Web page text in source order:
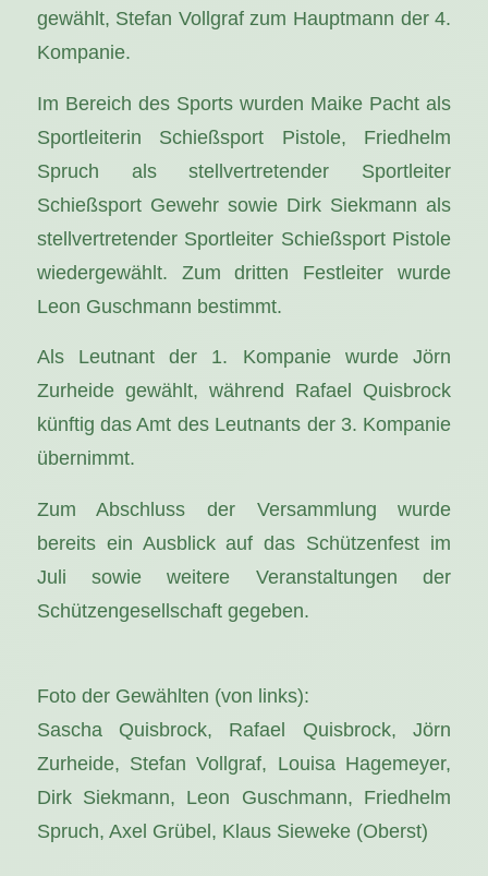
gewählt, Stefan Vollgraf zum Hauptmann der 4.
Kompanie.
Im Bereich des Sports wurden Maike Pacht als
Sportleiterin Schießsport Pistole, Friedhelm
Spruch als stellvertretender Sportleiter
Schießsport Gewehr sowie Dirk Siekmann als
stellvertretender Sportleiter Schießsport Pistole
wiedergewählt. Zum dritten Festleiter wurde
Leon Guschmann bestimmt.
Als Leutnant der 1. Kompanie wurde Jörn
Zurheide gewählt, während Rafael Quisbrock
künftig das Amt des Leutnants der 3. Kompanie
übernimmt.
Zum Abschluss der Versammlung wurde
bereits ein Ausblick auf das Schützenfest im
Juli sowie weitere Veranstaltungen der
Schützengesellschaft gegeben.
Foto der Gewählten (von links):
Sascha Quisbrock, Rafael Quisbrock, Jörn
Zurheide, Stefan Vollgraf, Louisa Hagemeyer,
Dirk Siekmann, Leon Guschmann, Friedhelm
Spruch, Axel Grübel, Klaus Sieweke (Oberst)